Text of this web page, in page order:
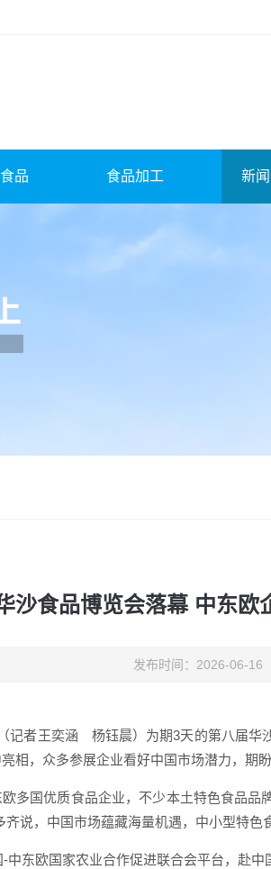
品 食品加工 新
沙食品博览会落幕 中东欧
发布时间：2026-06-16
记者王奕涵 杨钰晨）为期3天的第八届华
相，众多参展企业看好中国市场潜力，期盼
多国优质食品企业，不少本土特色食品
齐说，中国市场蕴藏海量机遇，中小型特色
中东欧国家农业合作促进联合会平台，赴